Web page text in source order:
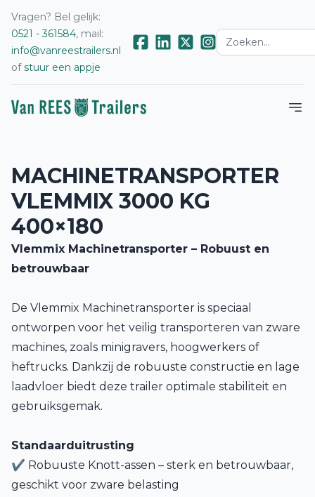
Vragen? Bel gelijk:
0521 - 361584, mail:
info@vanreestrailers.nl
ofstuur een appje
MACHINETRANSPORTER
VLEMMIX 3000 KG
400×180
Vlemmix Machinetransporter – Robuust en
betrouwbaar
De Vlemmix Machinetransporter is speciaal
ontworpen voor het veilig transporteren van zware
machines, zoals minigravers, hoogwerkers of
heftrucks. Dankzij de robuuste constructie en lage
laadvloer biedt deze trailer optimale stabiliteit en
gebruiksgemak.
Standaarduitrusting
✔ Robuuste Knott-assen – sterk en betrouwbaar,
geschikt voor zware belasting